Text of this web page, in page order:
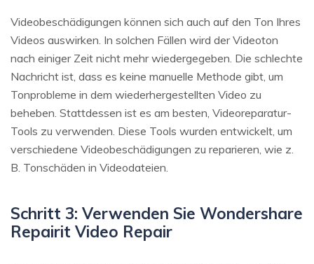
Videobeschädigungen können sich auch auf den Ton Ihres
Videos auswirken. In solchen Fällen wird der Videoton
nach einiger Zeit nicht mehr wiedergegeben. Die schlechte
Nachricht ist, dass es keine manuelle Methode gibt, um
Tonprobleme in dem wiederhergestellten Video zu
beheben. Stattdessen ist es am besten, Videoreparatur-
Tools zu verwenden. Diese Tools wurden entwickelt, um
verschiedene Videobeschädigungen zu reparieren, wie z.
B. Tonschäden in Videodateien.
Schritt 3: Verwenden Sie Wondershare
Repairit Video Repair